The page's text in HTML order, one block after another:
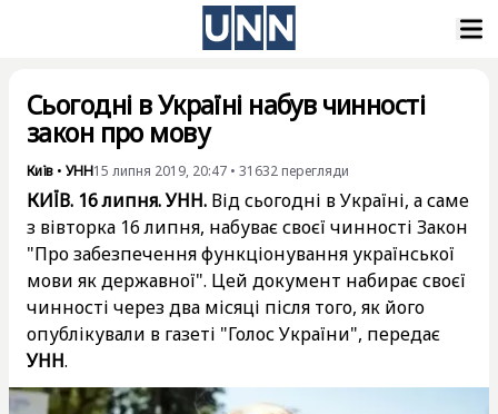
Сьогодні в Україні набув чинності
закон про мову
Київ • УНН15 липня 2019, 20:47 • 31632 перегляди
КИЇВ. 16 липня. УНН. Від сьогодні в Україні, а саме
з вівторка 16 липня, набуває своєї чинності Закон
"Про забезпечення функціонування української
мови як державної". Цей документ набирає своєї
чинності через два місяці після того, як його
опублікували в газеті "Голос України", передає
УНН.